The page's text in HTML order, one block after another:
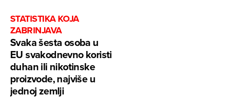
STATISTIKA KOJA
ZABRINJAVA
Svaka šesta osoba u
EU svakodnevno koristi
duhan ili nikotinske
proizvode, najviše u
jednoj zemlji